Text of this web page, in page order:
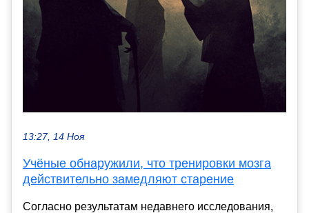
13:27, 14 Ноя
Учёные обнаружили, что тренировки мозга
действительно замедляют старение
Согласно результатам недавнего исследования,